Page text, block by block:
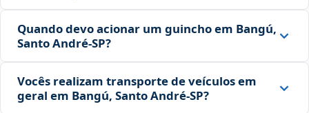
Quando devo acionar um guincho em Bangú,
Santo André‑SP?
Vocês realizam transporte de veículos em
geral em Bangú, Santo André‑SP?